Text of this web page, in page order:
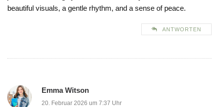
beautiful visuals, a gentle rhythm, and a sense of peace.
ANTWORTEN
Emma Witson
20. Februar 2026 um 7:37 Uhr